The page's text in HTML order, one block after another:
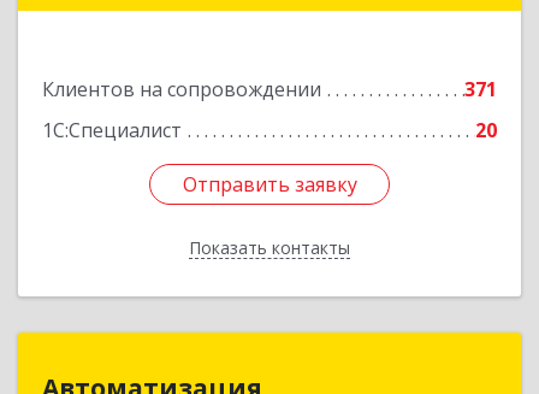
Клиентов на сопровождении
371
1С:Специалист
20
Отправить заявку
Показать контакты
Отправить заявку
Назад